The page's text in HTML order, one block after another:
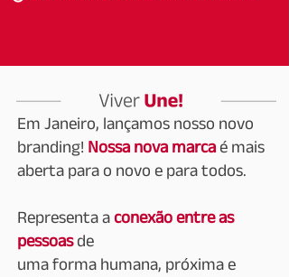
Em Janeiro, lançamos nosso novo
branding! Nossa nova marca é mais
aberta para o novo e para todos.
Representa aconexão entre as
pessoasde
uma forma humana, próxima e